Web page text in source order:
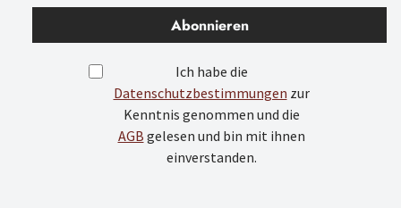
Abonnieren
Ich habe die
Datenschutzbestimmungen zur
Kenntnis genommen und die
AGB gelesen und bin mit ihnen
einverstanden.